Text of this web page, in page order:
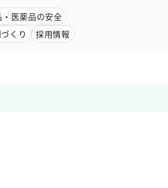
・医薬品の安全
くり 採用情報